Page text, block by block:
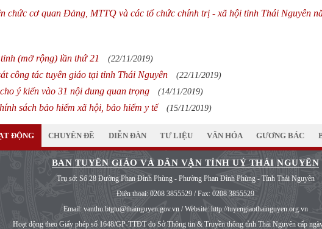
chức cơ quan Đảng, MTTQ và các tổ chức chính trị - xã hội tỉnh Thái Nguyên
(mở rộng) lần thứ 21 (22/11/2019)
công tác tuyên giáo tại tỉnh Thái Nguyên (22/11/2019)
ý kiến vào 31 nội dung quan trọng (14/11/2019)
sách bảo hiểm xã hội, bảo hiểm y tế (15/11/2019)
ĐỘNG CHUYÊN ĐỀ DIỄN ĐÀN TƯ LIỆU VĂN HÓA GƯƠNG BÁC
BAN TUYÊN GIÁO VÀ DÂN VẬN TỈNH UỶ THÁI NGUYÊN
Trụ sở: Số 28 Đường Phan Đình Phùng - Phường Phan Đình Phùng - Tỉnh Thái Nguyên
Điện thoại: 0208 3855529 / Fax: 0208 3855529
Email: vanthu.btgtu@thainguyen.gov.vn / Website: http://tuyengiaothainguyen.org.vn
Hoạt động theo Giấy phép số 1648/GP-TTĐT do Sở Thông tin & Truyền thông tỉnh Thái Nguyên cấp